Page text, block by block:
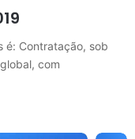
é: Contratação, sob
com